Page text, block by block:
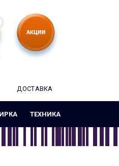
ДОСТАВКА
ТЕХНИКА